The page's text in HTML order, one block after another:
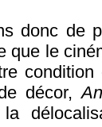
donc de
que le
décor,
la